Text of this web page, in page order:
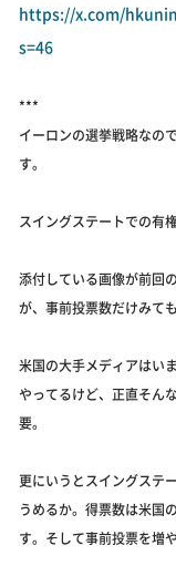
https://x.com/
s=46
***
イーロンの選挙戦略なの
す。
スイングステートでの有
添付している画像が前回
が、事前投票数だけみて
米国の大手メディアはい
やってるけど、正直そん
要。
更にいうとスイングステ
うめるか。得票数は米国
す。そして事前投票を増